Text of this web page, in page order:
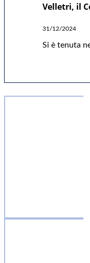
Velletri, il
31/12/2024
Si è tenuta